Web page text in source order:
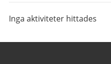
Inga aktiviteter hittades